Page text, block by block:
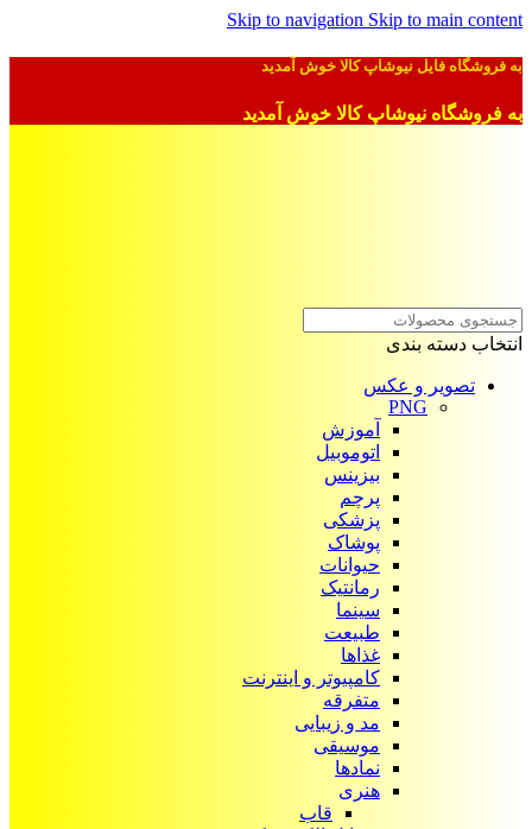
Skip to navigation Skip to main content
به فروشگاه فایل نیوشاپ کالا خوش آمدید
به فروشگاه نیوشاپ کالا خوش آمدید
انتخاب دسته بندی
تصویر و عکس
PNG
آموزش
اتوموبیل
بیزینس
پرچم
پزشکی
پوشاک
حیوانات
رمانتیک
سینما
طبیعت
غذاها
کامپیوتر و اینترنت
متفرقه
مد و زیبایی
موسیقی
نمادها
هنری
قاب